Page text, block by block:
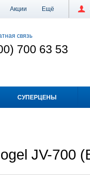
Акции Ещё
связь
700 63 53
СУПЕРЦЕНЫ
JV-700